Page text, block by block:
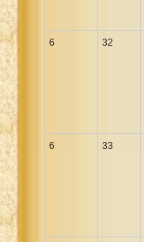
6 32
6 33